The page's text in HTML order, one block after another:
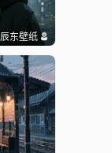
辰东壁纸